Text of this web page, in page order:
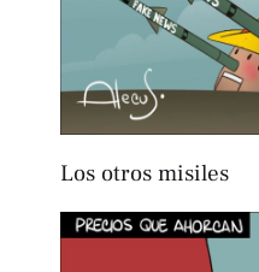
Los otros misiles